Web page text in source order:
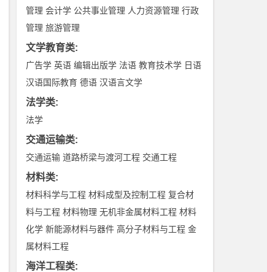
管理 会计学 公共事业管理 人力资源管理 行政
管理 旅游管理
文学教育类:
广告学 英语 编辑出版学 法语 教育技术学 日语
汉语国际教育 德语 汉语言文学
法学类:
法学
交通运输类:
交通运输 道路桥梁与渡河工程 交通工程
材料类:
材料科学与工程 材料成型及控制工程 复合材
料与工程 材料物理 无机非金属材料工程 材料
化学 新能源材料与器件 高分子材料与工程 金
属材料工程
海洋工程类: